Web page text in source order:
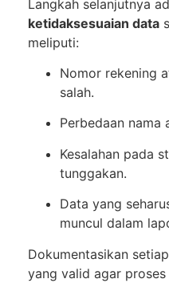
Langkah selanjutnya
ketidaksesuaian data
meliputi:
Nomor rekening
salah.
Perbedaan nama
Kesalahan pada
tunggakan.
Data yang
muncul dalam
Dokumentasikan
yang valid agar